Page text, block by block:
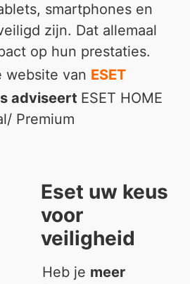
smartphones en
zijn. Dat allemaal
op hun prestaties.
website van ESET
adviseert ESET HOME
Premium
Eset uw keus
voor
veiligheid
Heb je meer